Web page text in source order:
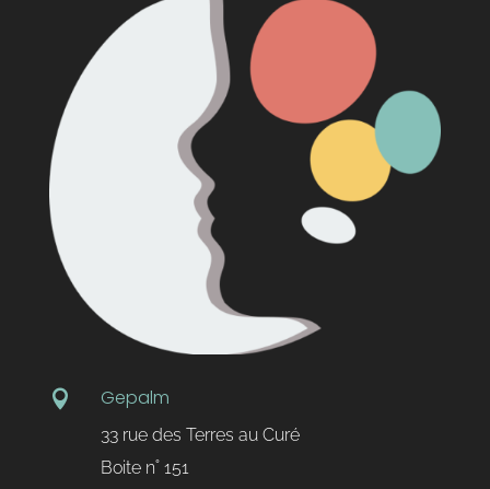
 Gepalm
33 rue des Terres au Curé
Boite n˚ 151